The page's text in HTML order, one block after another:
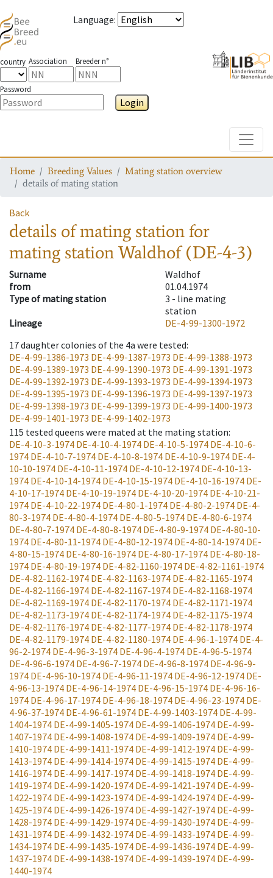
Language:
country Association Breeder n°
Password
Login
Home Breeding Values
Mating station overview
details of mating station
Back
details of mating stationfor
mating stationWaldhof (DE-4-3)
Surname
Waldhof
from
01.04.1974
Type of mating station
3 - line mating
station
Lineage
DE-4-99-1300-1972
17daughter colonies of the 4a were tested:
DE-4-99-1386-1973 DE-4-99-1387-1973 DE-4-99-1388-1973
DE-4-99-1389-1973 DE-4-99-1390-1973 DE-4-99-1391-1973
DE-4-99-1392-1973 DE-4-99-1393-1973 DE-4-99-1394-1973
DE-4-99-1395-1973 DE-4-99-1396-1973 DE-4-99-1397-1973
DE-4-99-1398-1973 DE-4-99-1399-1973 DE-4-99-1400-1973
DE-4-99-1401-1973 DE-4-99-1402-1973
115 tested queens were mated at the mating station:
DE-4-10-3-1974 DE-4-10-4-1974 DE-4-10-5-1974 DE-4-10-6-
1974 DE-4-10-7-1974 DE-4-10-8-1974 DE-4-10-9-1974 DE-4-
10-10-1974 DE-4-10-11-1974 DE-4-10-12-1974 DE-4-10-13-
1974 DE-4-10-14-1974 DE-4-10-15-1974 DE-4-10-16-1974 DE-
4-10-17-1974 DE-4-10-19-1974 DE-4-10-20-1974 DE-4-10-21-
1974 DE-4-10-22-1974 DE-4-80-1-1974 DE-4-80-2-1974 DE-4-
80-3-1974 DE-4-80-4-1974 DE-4-80-5-1974 DE-4-80-6-1974
DE-4-80-7-1974 DE-4-80-8-1974 DE-4-80-9-1974 DE-4-80-10-
1974 DE-4-80-11-1974 DE-4-80-12-1974 DE-4-80-14-1974 DE-
4-80-15-1974 DE-4-80-16-1974 DE-4-80-17-1974 DE-4-80-18-
1974 DE-4-80-19-1974 DE-4-82-1160-1974 DE-4-82-1161-1974
DE-4-82-1162-1974 DE-4-82-1163-1974 DE-4-82-1165-1974
DE-4-82-1166-1974 DE-4-82-1167-1974 DE-4-82-1168-1974
DE-4-82-1169-1974 DE-4-82-1170-1974 DE-4-82-1171-1974
DE-4-82-1173-1974 DE-4-82-1174-1974 DE-4-82-1175-1974
DE-4-82-1176-1974 DE-4-82-1177-1974 DE-4-82-1178-1974
DE-4-82-1179-1974 DE-4-82-1180-1974 DE-4-96-1-1974 DE-4-
96-2-1974 DE-4-96-3-1974 DE-4-96-4-1974 DE-4-96-5-1974
DE-4-96-6-1974 DE-4-96-7-1974 DE-4-96-8-1974 DE-4-96-9-
1974 DE-4-96-10-1974 DE-4-96-11-1974 DE-4-96-12-1974 DE-
4-96-13-1974 DE-4-96-14-1974 DE-4-96-15-1974 DE-4-96-16-
1974 DE-4-96-17-1974 DE-4-96-18-1974 DE-4-96-23-1974 DE-
4-96-37-1974 DE-4-96-61-1974 DE-4-99-1403-1974 DE-4-99-
1404-1974 DE-4-99-1405-1974 DE-4-99-1406-1974 DE-4-99-
1407-1974 DE-4-99-1408-1974 DE-4-99-1409-1974 DE-4-99-
1410-1974 DE-4-99-1411-1974 DE-4-99-1412-1974 DE-4-99-
1413-1974 DE-4-99-1414-1974 DE-4-99-1415-1974 DE-4-99-
1416-1974 DE-4-99-1417-1974 DE-4-99-1418-1974 DE-4-99-
1419-1974 DE-4-99-1420-1974 DE-4-99-1421-1974 DE-4-99-
1422-1974 DE-4-99-1423-1974 DE-4-99-1424-1974 DE-4-99-
1425-1974 DE-4-99-1426-1974 DE-4-99-1427-1974 DE-4-99-
1428-1974 DE-4-99-1429-1974 DE-4-99-1430-1974 DE-4-99-
1431-1974 DE-4-99-1432-1974 DE-4-99-1433-1974 DE-4-99-
1434-1974 DE-4-99-1435-1974 DE-4-99-1436-1974 DE-4-99-
1437-1974 DE-4-99-1438-1974 DE-4-99-1439-1974 DE-4-99-
1440-1974